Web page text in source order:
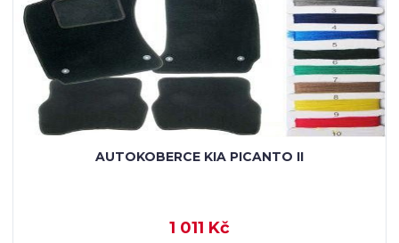
AUTOKOBERCE KIA PICANTO II
1 011 Kč